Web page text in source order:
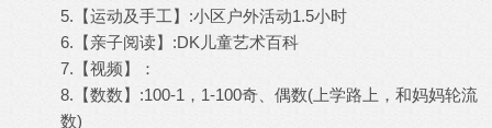
5.【运动及手工】:小区户外活动1.5小时
6.【亲子阅读】:DK儿童艺术百科
7.【视频】：
8.【数数】:100-1，1-100奇、偶数(上学路上，和妈妈轮流
数)